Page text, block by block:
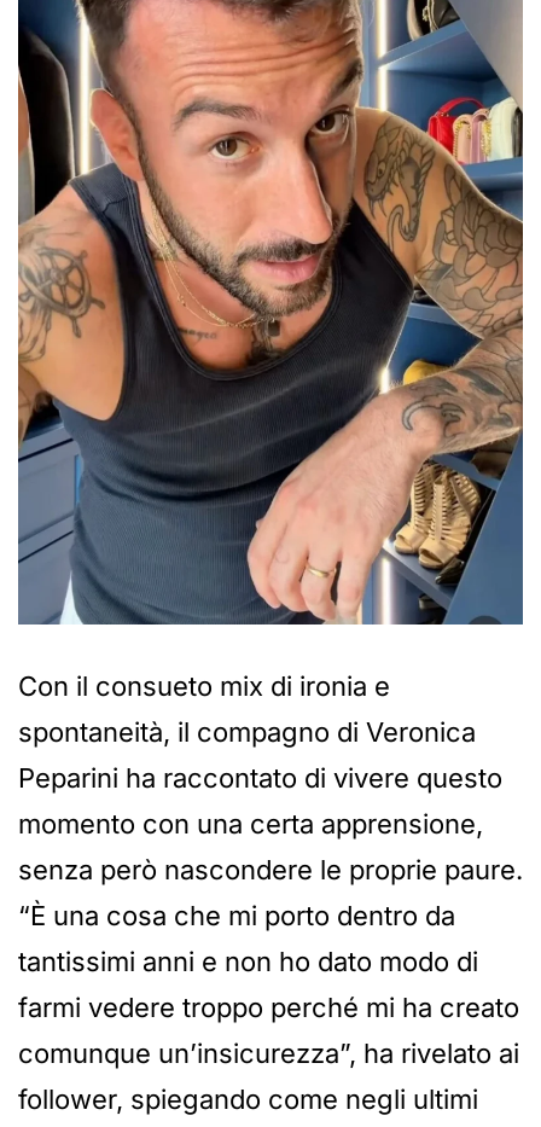
Con il consueto mix di ironia e
spontaneità, il compagno di Veronica
Peparini ha raccontato di vivere questo
momento con una certa apprensione,
senza però nascondere le proprie paure.
“È una cosa che mi porto dentro da
tantissimi anni e non ho dato modo di
farmi vedere troppo perché mi ha creato
comunque un’insicurezza”, ha rivelato ai
follower, spiegando come negli ultimi